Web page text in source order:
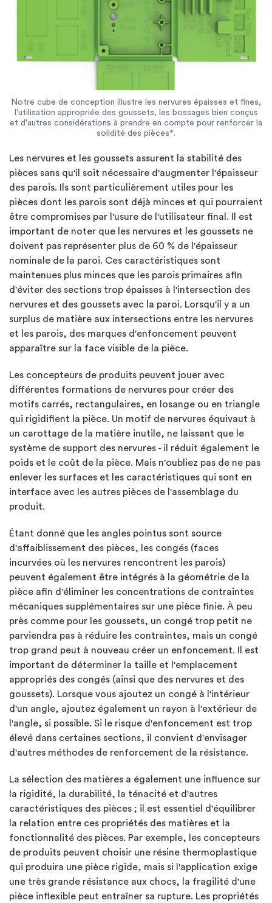
Notre cube de conception illustre les nervures épaisses et fines,
l'utilisation appropriée des goussets, les bossages bien conçus
et d'autres considérations à prendre en compte pour renforcer la
solidité des pièces*.
Les nervures et les goussets assurent la stabilité des
pièces sans qu'il soit nécessaire d'augmenter l'épaisseur
des parois. Ils sont particulièrement utiles pour les
pièces dont les parois sont déjà minces et qui pourraient
être compromises par l'usure de l'utilisateur final. Il est
important de noter que les nervures et les goussets ne
doivent pas représenter plus de 60 % de l'épaisseur
nominale de la paroi. Ces caractéristiques sont
maintenues plus minces que les parois primaires afin
d'éviter des sections trop épaisses à l'intersection des
nervures et des goussets avec la paroi. Lorsqu'il y a un
surplus de matière aux intersections entre les nervures
et les parois, des marques d'enfoncement peuvent
apparaître sur la face visible de la pièce.
Les concepteurs de produits peuvent jouer avec
différentes formations de nervures pour créer des
motifs carrés, rectangulaires, en losange ou en triangle
qui rigidifient la pièce. Un motif de nervures équivaut à
un carottage de la matière inutile, ne laissant que le
système de support des nervures - il réduit également le
poids et le coût de la pièce. Mais n'oubliez pas de ne pas
enlever les surfaces et les caractéristiques qui sont en
interface avec les autres pièces de l'assemblage du
produit.
Étant donné que les angles pointus sont source
d'affaiblissement des pièces, les congés (faces
incurvées où les nervures rencontrent les parois)
peuvent également être intégrés à la géométrie de la
pièce afin d'éliminer les concentrations de contraintes
mécaniques supplémentaires sur une pièce finie. À peu
près comme pour les goussets, un congé trop petit ne
parviendra pas à réduire les contraintes, mais un congé
trop grand peut à nouveau créer un enfoncement. Il est
important de déterminer la taille et l'emplacement
appropriés des congés (ainsi que des nervures et des
goussets). Lorsque vous ajoutez un congé à l'intérieur
d'un angle, ajoutez également un rayon à l'extérieur de
l'angle, si possible. Si le risque d'enfoncement est trop
élevé dans certaines sections, il convient d'envisager
d'autres méthodes de renforcement de la résistance.
La sélection des matières a également une influence sur
la rigidité, la durabilité, la ténacité et d'autres
caractéristiques des pièces ; il est essentiel d'équilibrer
la relation entre ces propriétés des matières et la
fonctionnalité des pièces. Par exemple, les concepteurs
de produits peuvent choisir une résine thermoplastique
qui produira une pièce rigide, mais si l'application exige
une très grande résistance aux chocs, la fragilité d'une
pièce inflexible peut entraîner sa rupture. Les propriétés